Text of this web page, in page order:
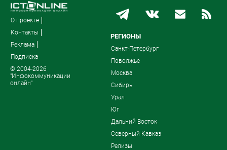
О проекте
Контакты
Реклама
Подписка
© 2004-2026
"Инфокоммуникации
онлайн"
РЕГИОНЫ
Санкт-Петербург
Поволжье
Москва
Сибирь
Урал
Юг
Дальний Восток
Северный Кавказ
Релизы